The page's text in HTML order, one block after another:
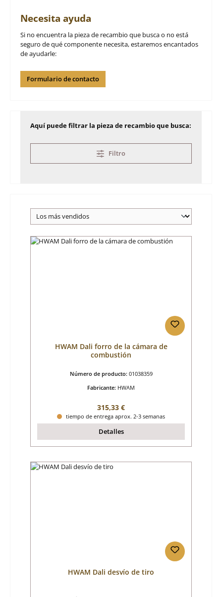
Necesita ayuda
Si no encuentra la pieza de recambio que busca o no está
seguro de qué componente necesita, estaremos encantados
de ayudarle:
Formulario de contacto
Aquí puede filtrar la pieza de recambio que busca:
Filtro
HWAM Dali forro de la cámara de
combustión
Número de producto: 01038359
Fabricante: HWAM
Precio normal:
315,33 €
tiempo de entrega aprox. 2-3 semanas
Detalles
HWAM Dali desvío de tiro